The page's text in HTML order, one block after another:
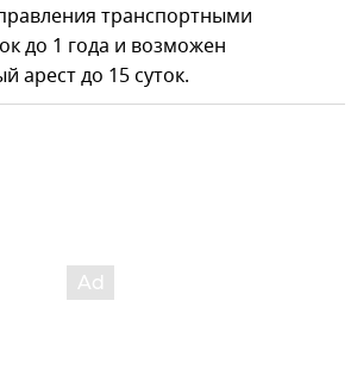
транспортными
до 1 года и возможен
арест до 15 суток.